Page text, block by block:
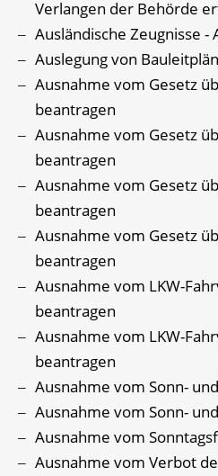
Verlangen der Behörde
Ausländische Zeugnisse
Auslegung von
Ausnahme vom Gesetz
beantragen
Ausnahme vom Gesetz
beantragen
Ausnahme vom Gesetz
beantragen
Ausnahme vom Gesetz
beantragen
Ausnahme vom LKW-
beantragen
Ausnahme vom LKW-
beantragen
Ausnahme vom Sonn-
Ausnahme vom Sonn-
Ausnahme vom
Ausnahme vom Verbot